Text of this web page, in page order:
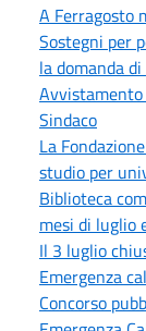
A Ferragosto
Sostegni per
la domanda
Sindaco
La
studio per
Biblioteca
mesi di luglio
Il 3 luglio
Emergenza
Concorso